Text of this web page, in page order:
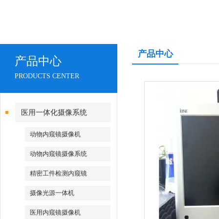
产品中心
PRODUCTS CENTER
医用一体化摄像系统
动物内窥镜摄像机
动物内窥镜摄像系统
精密工件检测内窥镜
摄像光源一体机
医用内窥镜摄像机
产品中心